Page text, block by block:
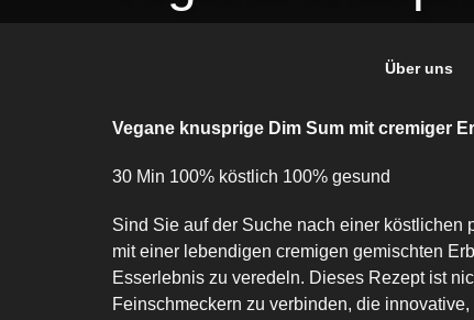
Über uns
Vegane knusprige Dim Sum mit cremiger
30 Min 100% köstlich 100% gesund
Sind Sie auf der Suche nach einer
mit einer lebendigen cremigen gemischten
Esserlebnis zu veredeln. Dieses Rezept ist
Feinschmeckern zu verbinden, die